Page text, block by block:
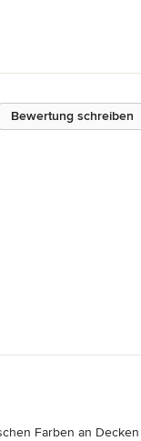
Bewertung schreiben
Farben an Decken